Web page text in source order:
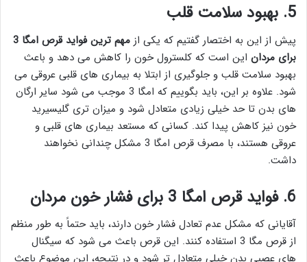
5. بهبود سلامت قلب
پیش از این به اختصار گفتیم که یکی از
مهم ترین فواید قرص امگا 3
برای مردان این است که کلسترول خون را کاهش می دهد و باعث
بهبود سلامت قلب و جلوگیری از ابتلا به بیماری های قلبی عروقی می
شود. علاوه بر این، باید بگوییم که امگا 3 موجب می شود سایر ارگان
های بدن تا حد خیلی زیادی متعادل شود و میزان تری گلیسیرید
خون نیز کاهش پیدا کند. کسانی که مستعد بیماری های قلبی و
عروقی هستند، با مصرف قرص امگا 3 مشکل چندانی نخواهند
داشت.
6. فواید قرص امگا 3 برای فشار خون مردان
آقایانی که مشکل عدم تعادل فشار خون دارند، باید حتماً به طور منظم
از قرص مگا 3 استفاده کنند. این قرص باعث می شود که سیگنال